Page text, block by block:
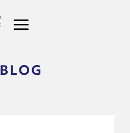
BLOG